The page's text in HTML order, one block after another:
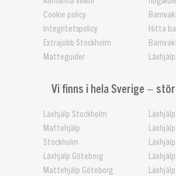
Cookie policy
Integritetspolicy
Extrajobb Stockholm
Matteguider
Hitta
Vi finns i hela Sverige –
Läxhjälp Stockholm
Mattehjälp
Stockholm
Läxhjälp Göteborg
Mattehjälp Göteborg